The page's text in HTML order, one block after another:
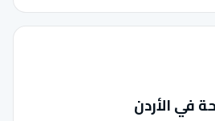
في الأردن